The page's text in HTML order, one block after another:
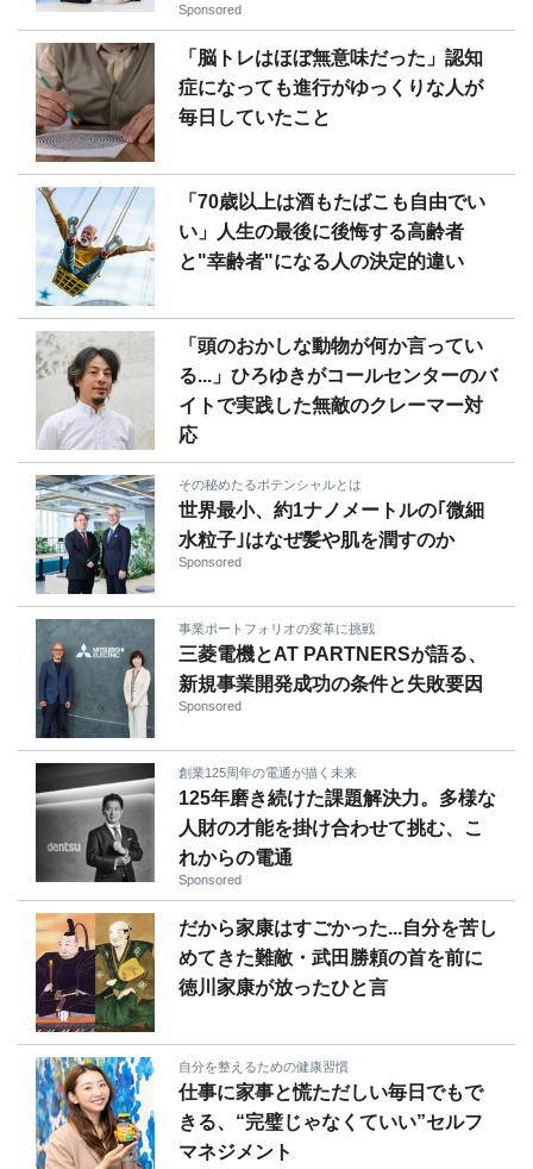
Sponsored
「脳トレはほぼ無意味だった」認知
症になっても進行がゆっくりな人が
毎日していたこと
「70歳以上は酒もたばこも自由でい
い」人生の最後に後悔する高齢者
と"幸齢者"になる人の決定的違い
「頭のおかしな動物が何か言ってい
る...」ひろゆきがコールセンターのバ
イトで実践した無敵のクレーマー対
応
その秘めたるポテンシャルとは
世界最小、約1ナノメートルの｢微細
水粒子｣はなぜ髪や肌を潤すのか
Sponsored
事業ポートフォリオの変革に挑戦
三菱電機とAT PARTNERSが語る、
新規事業開発成功の条件と失敗要因
Sponsored
創業125周年の電通が描く未来
125年磨き続けた課題解決力。多様な
人財の才能を掛け合わせて挑む、こ
れからの電通
Sponsored
だから家康はすごかった...自分を苦し
めてきた難敵・武田勝頼の首を前に
徳川家康が放ったひと言
自分を整えるための健康習慣
仕事に家事と慌ただしい毎日でもで
きる、“完璧じゃなくていい”セルフ
マネジメント